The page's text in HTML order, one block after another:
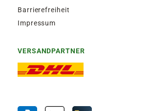
Barrierefreiheit
Impressum
VERSANDPARTNER